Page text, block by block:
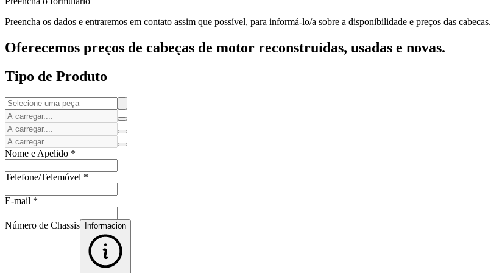
Preencha os dados e entraremos em contato assim que possível, para informá-lo/a sobre a disponibilidade e preços das cabecas.
Oferecemos preços de cabeças de motor reconstruídas, usadas e novas.
Tipo de Produto
Nome e Apelido *
Telefone/Telemóvel *
E-mail *
Número de Chassis Informacion